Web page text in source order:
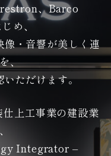
、Barco
め、
像・音響が美しく連
、
いただけます。
上工事業の建設業
Integrator –